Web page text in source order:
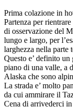
Prima colazione in
Partenza per
di osservazione del
lungo e largo, per
larghezza nella parte
Questo e’ definito
piano di una valle, a
Alaska che sono
La strada e’ molto
da cui ammirare il
Cena di arrivederci